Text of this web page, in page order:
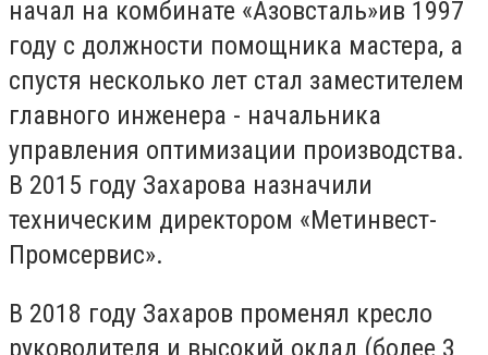
начал на комбинате «Азовсталь»ив 1997
году с должности помощника мастера, а
спустя несколько лет стал заместителем
главного инженера - начальника
управления оптимизации производства.
В 2015 году Захарова назначили
техническим директором «Метинвест-
Промсервис».
В 2018 году Захаров променял кресло
руководителя и высокий оклад (более 3